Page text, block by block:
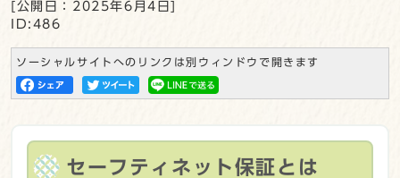
[公開日：2025年6月4日]
ID:486
ソーシャルサイトへのリンクは別ウィンドウで開きます
セーフティネット保証とは